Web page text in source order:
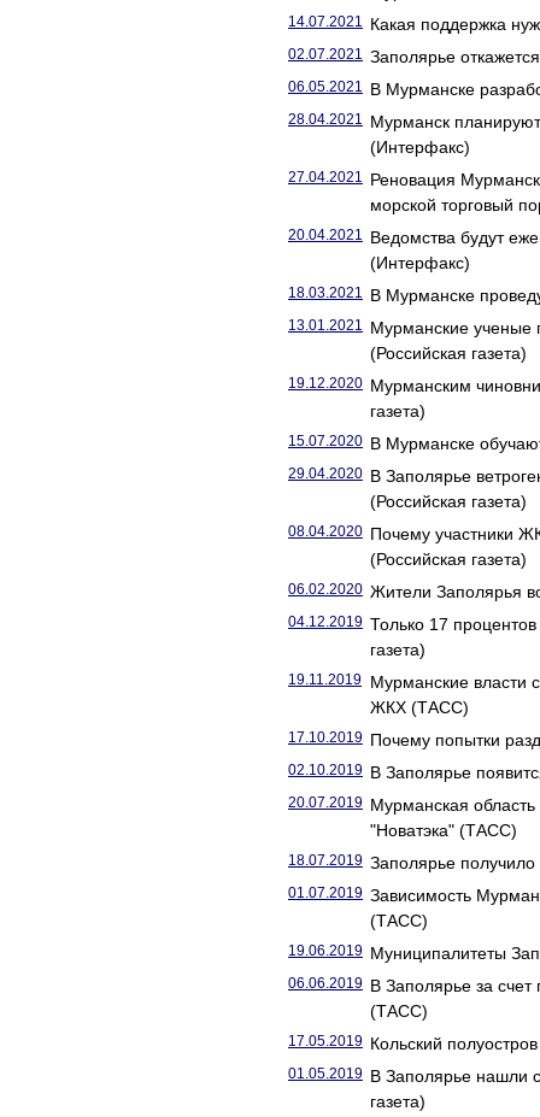
14.07.2021 Какая поддержка
02.07.2021 Заполярье
06.05.2021 В Мурманске
28.04.2021 Мурманск
(Интерфакс)
27.04.2021 Реновация
морской торговый
20.04.2021 Ведомства будут
(Интерфакс)
18.03.2021 В Мурманске
13.01.2021 Мурманские ученые
(Российская газета)
19.12.2020 Мурманским
газета)
15.07.2020 В Мурманске
29.04.2020 В Заполярье
(Российская газета)
08.04.2020 Почему участники
(Российская газета)
06.02.2020 Жители Заполярья
04.12.2019 Только 17
газета)
19.11.2019 Мурманские власти
ЖКХ (ТАСС)
17.10.2019 Почему попытки
02.10.2019 В Заполярье
20.07.2019 Мурманская область
"Новатэка" (ТАСС)
18.07.2019 Заполярье
01.07.2019 Зависимость
(ТАСС)
19.06.2019 Муниципалитеты
06.06.2019 В Заполярье за
(ТАСС)
17.05.2019 Кольский
01.05.2019 В Заполярье нашли
газета)